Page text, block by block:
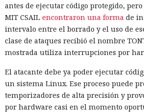
antes de ejecutar código protegido,
MIT CSAIL encontraron una forma de
intervalo entre el borrado y el uso de
clase de ataques recibió el nombre
mostrada utiliza interrupciones por
El atacante debe ya poder ejecutar
un sistema Linux. Ese proceso puede
temporizadores de alta precisión y
por hardware casi en el momento